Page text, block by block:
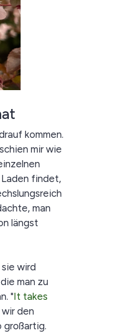
kommen.
mir wie
findet,
man
längst
wird
man zu
"It takes
den
großartig.